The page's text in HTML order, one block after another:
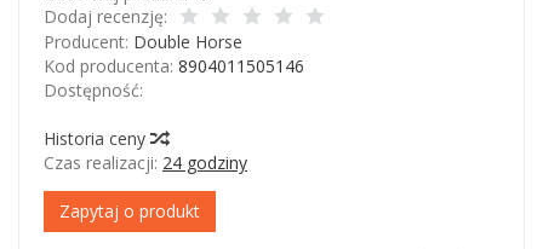
Dodaj recenzję:
Producent: Double Horse
Kod producenta: 8904011505146
Dostępność:
Historia ceny
Czas realizacji: 24 godziny
Zapytaj o produkt